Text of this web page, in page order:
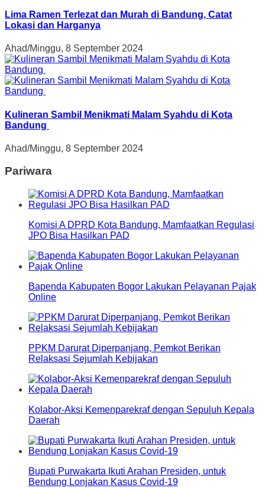
Lima Ramen Terlezat dan Murah di Bandung, Catat
Lokasi dan Harganya
Ahad/Minggu, 8 September 2024
Kulineran Sambil Menikmati Malam Syahdu di Kota
Bandung
Ahad/Minggu, 8 September 2024
Pariwara
Komisi A DPRD Kota Bandung, Mamfaatkan Regulasi
JPO Bisa Hasilkan PAD
Bapenda Kabupaten Bogor Lakukan Pelayanan Pajak
Online
PPKM Darurat Diperpanjang, Pemkot Berikan
Relaksasi Sejumlah Kebijakan
Kolabor-Aksi Kemenparekraf dengan Sepuluh Kepala
Daerah
Bupati Purwakarta Ikuti Arahan Presiden, untuk
Bendung Lonjakan Kasus Covid-19